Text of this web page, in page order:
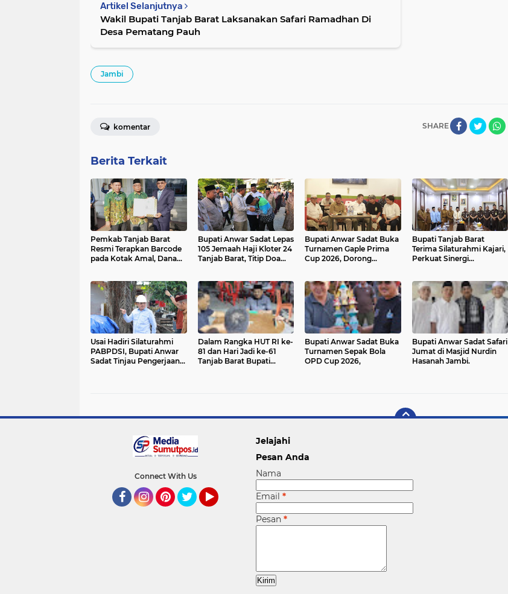
Artikel Selanjutnya
Wakil Bupati Tanjab Barat Laksanakan Safari Ramadhan Di
Desa Pematang Pauh
Jambi
SHARE
komentar
Berita Terkait
Pemkab Tanjab Barat
Resmi Terapkan Barcode
pada Kotak Amal, Dana
Bupati Anwar Sadat Lepas
105 Jemaah Haji Kloter 24
Tanjab Barat, Titip Doa
Bupati Anwar Sadat Buka
Turnamen Gaple Prima
Cup 2026, Dorong
Bupati Tanjab Barat
Terima Silaturahmi Kajari,
Perkuat Sinergi
Usai Hadiri Silaturahmi
PABPDSI, Bupati Anwar
Sadat Tinjau Pengerjaan
Dalam Rangka HUT RI ke-
81 dan Hari Jadi ke-61
Tanjab Barat Bupati
Bupati Anwar Sadat Buka
Turnamen Sepak Bola
OPD Cup 2026,
Bupati Anwar Sadat Safari
Jumat di Masjid Nurdin
Hasanah Jambi.
Connect With Us
Jelajahi
Pesan Anda
Nama
Email *
Pesan *